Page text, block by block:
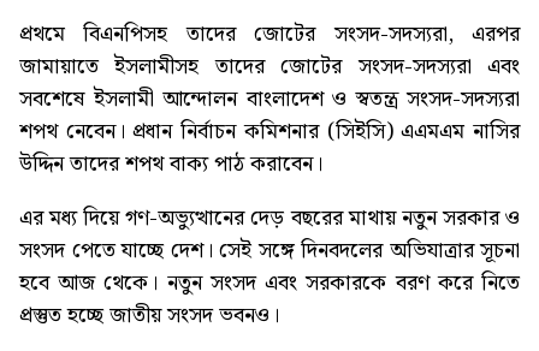
প্রথমে বিএনপিসহ তাদের জোটের সংসদ-সদস্যরা, এরপর
জামায়াতে ইসলামীসহ তাদের জোটের সংসদ-সদস্যরা এবং
সবশেষে ইসলামী আন্দোলন বাংলাদেশ ও স্বতন্ত্র সংসদ-সদস্যরা
শপথ নেবেন। প্রধান নির্বাচন কমিশনার (সিইসি) এএমএম নাসির
উদ্দিন তাদের শপথ বাক্য পাঠ করাবেন।
এর মধ্য দিয়ে গণ-অভ্যুত্থানের দেড় বছরের মাথায় নতুন সরকার ও
সংসদ পেতে যাচ্ছে দেশ। সেই সঙ্গে দিনবদলের অভিযাত্রার সূচনা
হবে আজ থেকে। নতুন সংসদ এবং সরকারকে বরণ করে নিতে
প্রস্তুত হচ্ছে জাতীয় সংসদ ভবনও।